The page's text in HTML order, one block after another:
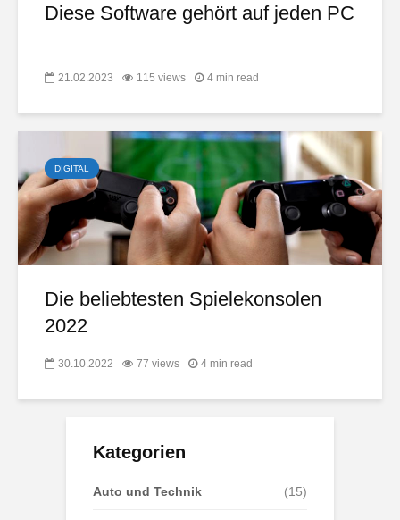
Diese Software gehört auf jeden PC
21.02.2023 115 views 4 min read
DIGITAL
Die beliebtesten Spielekonsolen
2022
30.10.2022 77 views 4 min read
Kategorien
Auto und Technik (15)